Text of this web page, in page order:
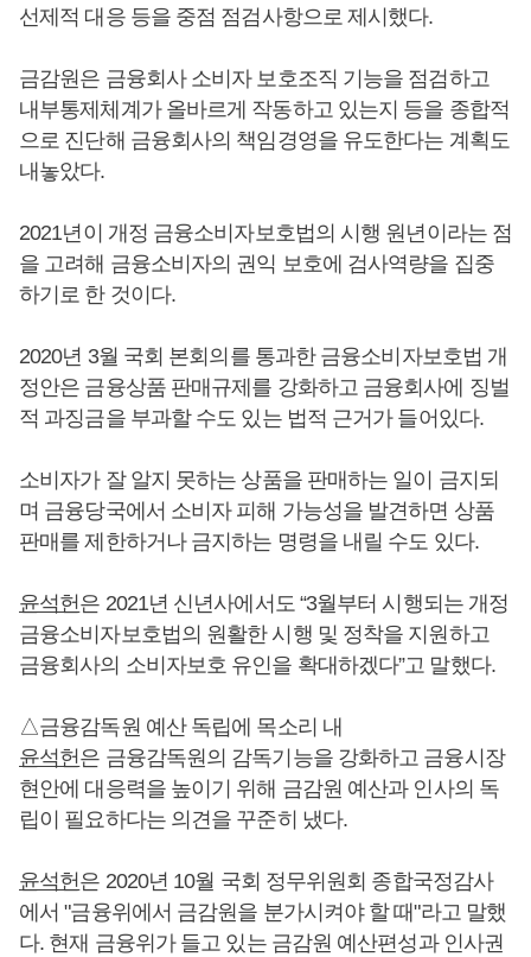
선제적 대응 등을 중점 점검사항으로 제시했다.
금감원은 금융회사 소비자 보호조직 기능을 점검하고
내부통제체계가 올바르게 작동하고 있는지 등을 종합적
으로 진단해 금융회사의 책임경영을 유도한다는 계획도
내놓았다.
2021년이 개정 금융소비자보호법의 시행 원년이라는 점
을 고려해 금융소비자의 권익 보호에 검사역량을 집중
하기로 한 것이다.
2020년 3월 국회 본회의를 통과한 금융소비자보호법 개
정안은 금융상품 판매규제를 강화하고 금융회사에 징벌
적 과징금을 부과할 수도 있는 법적 근거가 들어있다.
소비자가 잘 알지 못하는 상품을 판매하는 일이 금지되
며 금융당국에서 소비자 피해 가능성을 발견하면 상품
판매를 제한하거나 금지하는 명령을 내릴 수도 있다.
윤석헌은 2021년 신년사에서도 “3월부터 시행되는 개정
금융소비자보호법의 원활한 시행 및 정착을 지원하고
금융회사의 소비자보호 유인을 확대하겠다”고 말했다.
△금융감독원 예산 독립에 목소리 내
윤석헌은 금융감독원의 감독기능을 강화하고 금융시장
현안에 대응력을 높이기 위해 금감원 예산과 인사의 독
립이 필요하다는 의견을 꾸준히 냈다.
윤석헌은 2020년 10월 국회 정무위원회 종합국정감사
에서 "금융위에서 금감원을 분가시켜야 할 때"라고 말했
다. 현재 금융위가 들고 있는 금감원 예산편성과 인사권